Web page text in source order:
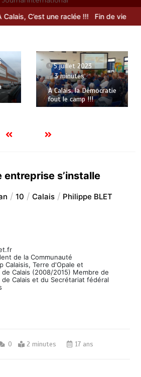
C’est une raclée !!! Fin de vie :
5 juillet 2023
3 minutes
À Calais, la Démocratie
fout le camp !!!
entreprise s’installe
10 Calais Philippe BLET
de la Communauté
Calaisis, Terre d'Opale et
Calais (2008/2015) Membre de
Calais et du Secrétariat fédéral
0 2 minutes 17 ans